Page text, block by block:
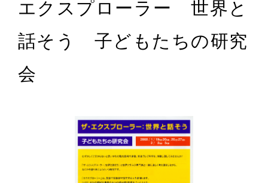
SCHOLARSHIP
スカラシップ受賞者
エクスプローラー 世界と
話そう 子どもたちの研究
会